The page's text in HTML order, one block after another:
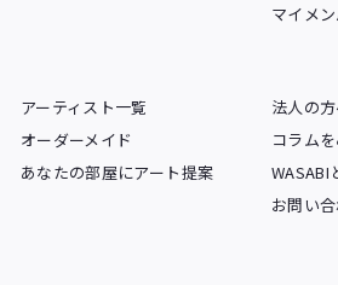
マイメ
アーティスト一覧
オーダーメイド
あなたの部屋にアート提案
法人の
コラム
WASABI
お問い